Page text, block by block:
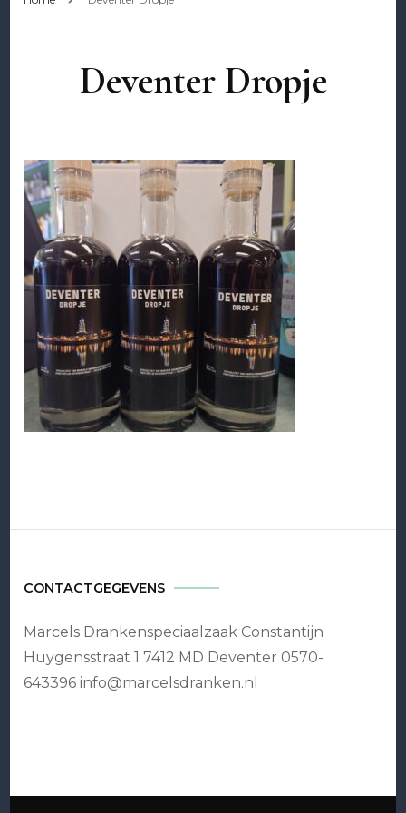
Deventer Dropje
CONTACTGEGEVENS
Marcels Drankenspeciaalzaak Constantijn
Huygensstraat 1 7412 MD Deventer 0570-
643396 info@marcelsdranken.nl